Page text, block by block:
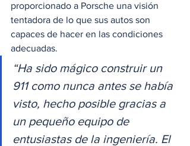
proporcionado a Porsche una visión
tentadora de lo que sus autos son
capaces de hacer en las condiciones
adecuadas.
“Ha sido mágico construir un
911 como nunca antes se había
visto, hecho posible gracias a
un pequeño equipo de
entusiastas de la ingeniería. El